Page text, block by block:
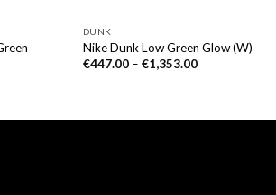
DUNK
Nike Dunk Low Green Glow (W)
€447.00– €1,353.00